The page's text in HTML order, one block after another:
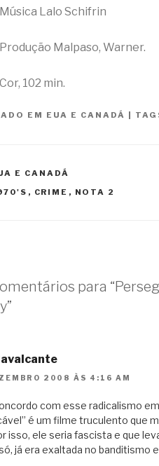
Música Lalo Schifrin
Produção Malpaso, Warner.
Cor, 102 min.
EM EUA E CANADÁ |
E CANADÁ
, CRIME , NOTA 2
para
2008 ÀS 4:16 AM
com esse radicalismo
é um filme truculento que
isso, ele seria fascista e que
já era exaltada no banditismo